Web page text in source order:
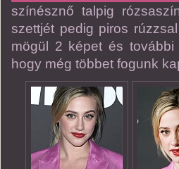
színésznő talpig
szettjét pedig piros
mögül 2 képet és további
hogy még többet fogunk